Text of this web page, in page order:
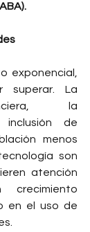
exponencial,
superar. La
la
de
menos
son
atención
en el uso de